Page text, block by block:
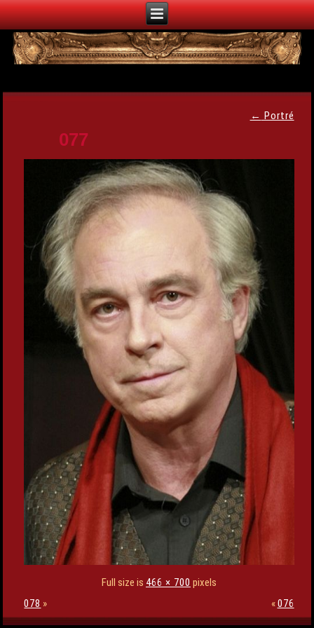
← Portré
077
Full size is 466 × 700 pixels
078 » «076